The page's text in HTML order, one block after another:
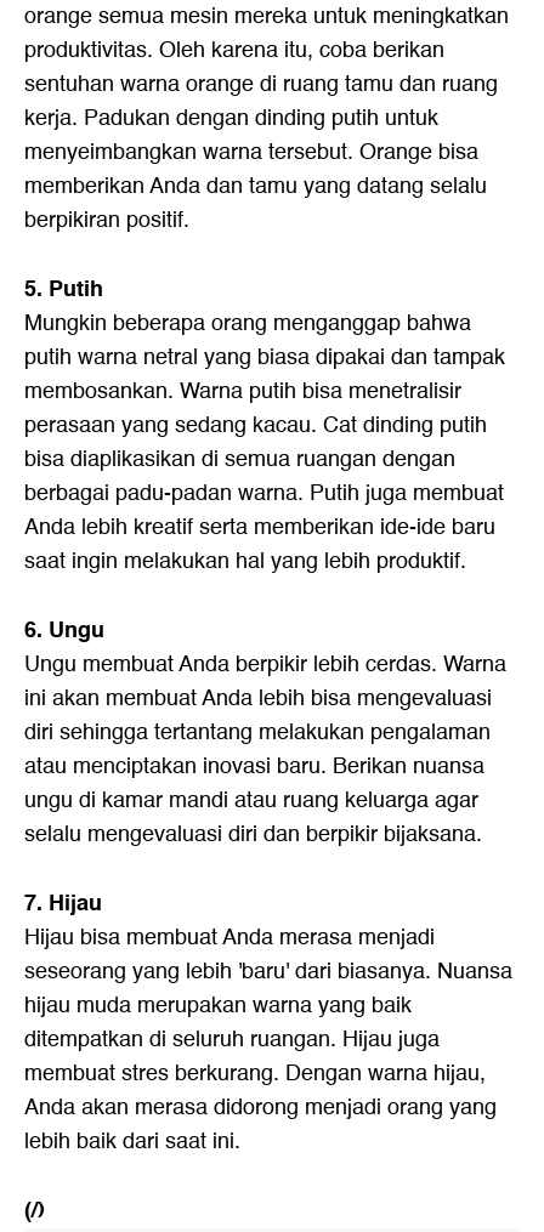
orange semua mesin mereka untuk meningkatkan
produktivitas. Oleh karena itu, coba berikan
sentuhan warna orange di ruang tamu dan ruang
kerja. Padukan dengan dinding putih untuk
menyeimbangkan warna tersebut. Orange bisa
memberikan Anda dan tamu yang datang selalu
berpikiran positif.
5. Putih
Mungkin beberapa orang menganggap bahwa
putih warna netral yang biasa dipakai dan tampak
membosankan. Warna putih bisa menetralisir
perasaan yang sedang kacau. Cat dinding putih
bisa diaplikasikan di semua ruangan dengan
berbagai padu-padan warna. Putih juga membuat
Anda lebih kreatif serta memberikan ide-ide baru
saat ingin melakukan hal yang lebih produktif.
6. Ungu
Ungu membuat Anda berpikir lebih cerdas. Warna
ini akan membuat Anda lebih bisa mengevaluasi
diri sehingga tertantang melakukan pengalaman
atau menciptakan inovasi baru. Berikan nuansa
ungu di kamar mandi atau ruang keluarga agar
selalu mengevaluasi diri dan berpikir bijaksana.
7. Hijau
Hijau bisa membuat Anda merasa menjadi
seseorang yang lebih 'baru' dari biasanya. Nuansa
hijau muda merupakan warna yang baik
ditempatkan di seluruh ruangan. Hijau juga
membuat stres berkurang. Dengan warna hijau,
Anda akan merasa didorong menjadi orang yang
lebih baik dari saat ini.
(/)